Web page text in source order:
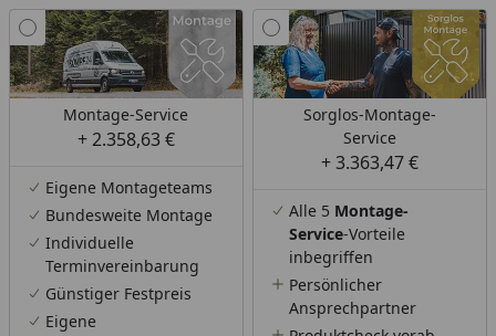
Montage-Service
+ 2.358,63 €
Eigene Montageteams
Bundesweite Montage
Individuelle
Terminvereinbarung
Günstiger Festpreis
Eigene
Sorglos-Montage-
Service
+ 3.363,47 €
Alle 5 Montage-
Service-Vorteile
inbegriffen
Persönlicher
Ansprechpartner